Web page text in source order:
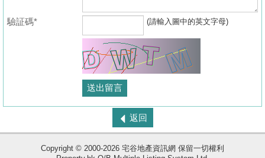
驗証碼* (請輸入圖中的英文字母)
返回
Copyright © 2000-2026 宅谷地產資訊網 保留一切權利